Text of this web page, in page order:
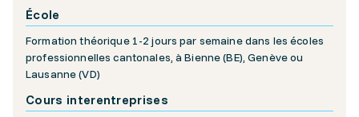
École
Formation théorique 1-2 jours par semaine dans les écoles
professionnelles cantonales, à Bienne (BE), Genève ou
Lausanne (VD)
Cours interentreprises